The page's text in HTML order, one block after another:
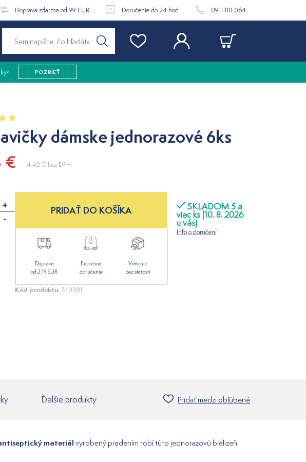
Doprava zdarma od 99 EUR Doručenie do 24 hod 0911 110 064
POZRIEŤ
dámske jednorazové 6ks
€
4,42 € bez DPH
+
-
SKLADOM 5 a
viac ks (10. 8. 2026
u vás)
Info o doručení
PRIDAŤ DO KOŠÍKA
Doprava
od 2,19 EUR
Expresné
doručenie
Vrátenie
bez starostí
Kód produktu:740381
Ďalšie produkty Pridať medzi obľúbené
materiál vyrobený pradením robí túto jednorazovú bielizeň